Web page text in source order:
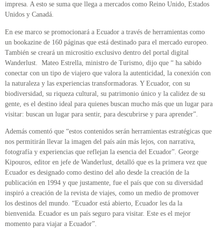
impresa. A esto se suma que llega a mercados como Reino Unido, Estados
Unidos y Canadá.
En ese marco se promocionará a Ecuador a través de herramientas como
un bookazine de 160 páginas que está destinado para el mercado europeo.
También se creará un micrositio exclusivo dentro del portal digital
Wanderlust. Mateo Estrella, ministro de Turismo, dijo que “ ha sabido
conectar con un tipo de viajero que valora la autenticidad, la conexión con
la naturaleza y las experiencias transformadoras. Y Ecuador, con su
biodiversidad, su riqueza cultural, su patrimonio único y la calidez de su
gente, es el destino ideal para quienes buscan mucho más que un lugar para
visitar: buscan un lugar para sentir, para descubrirse y para aprender”.
Además comentó que “estos contenidos serán herramientas estratégicas que
nos permitirán llevar la imagen del país aún más lejos, con narrativa,
fotografía y experiencias que reflejan la esencia del Ecuador”. George
Kipouros, editor en jefe de Wanderlust, detalló que es la primera vez que
Ecuador es designado como destino del año desde la creación de la
publicación en 1994 y que justamente, fue el país que con su diversidad
inspiró a creación de la revista de viajes, como un medio de promover
los destinos del mundo. “Ecuador está abierto, Ecuador les da la
bienvenida. Ecuador es un país seguro para visitar. Este es el mejor
momento para viajar a Ecuador”.